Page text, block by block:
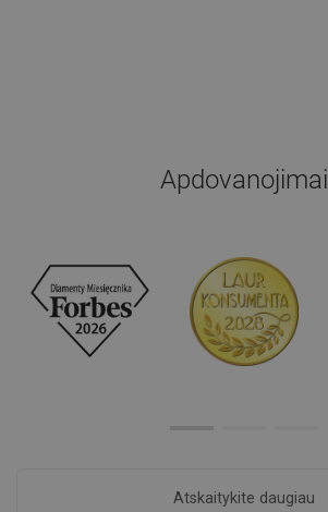
Apdovanojimai
Atskaitykite daugiau